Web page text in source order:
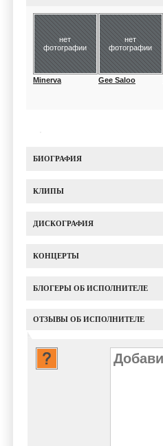
нет
фотографии
Minerva
нет
фотографии
Gee Saloo
БИОГРАФИЯ
КЛИПЫ
ДИСКОГРАФИЯ
КОНЦЕРТЫ
БЛОГЕРЫ ОБ ИСПОЛНИТЕЛЕ
ОТЗЫВЫ ОБ ИСПОЛНИТЕЛЕ